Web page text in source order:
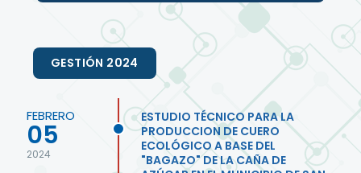
GESTIÓN 2024
FEBRERO
05
2024
ESTUDIO TÉCNICO PARA LA
PRODUCCION DE CUERO
ECOLÓGICO A BASE DEL
"BAGAZO" DE LA CAÑA DE